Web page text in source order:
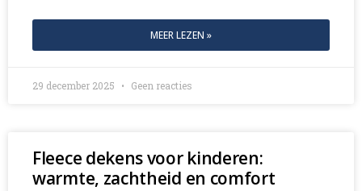
MEER LEZEN »
29 december 2025 Geen reacties
Fleece dekens voor kinderen:
warmte, zachtheid en comfort